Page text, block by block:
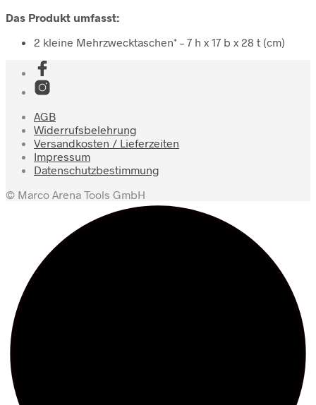
Das Produkt umfasst:
2 kleine Mehrzwecktaschen* – 7 h x 17 b x 28 t (cm)
AGB
Widerrufsbelehrung
Versandkosten / Lieferzeiten
Impressum
Datenschutzbestimmung
© Marco Arena Tools GmbH